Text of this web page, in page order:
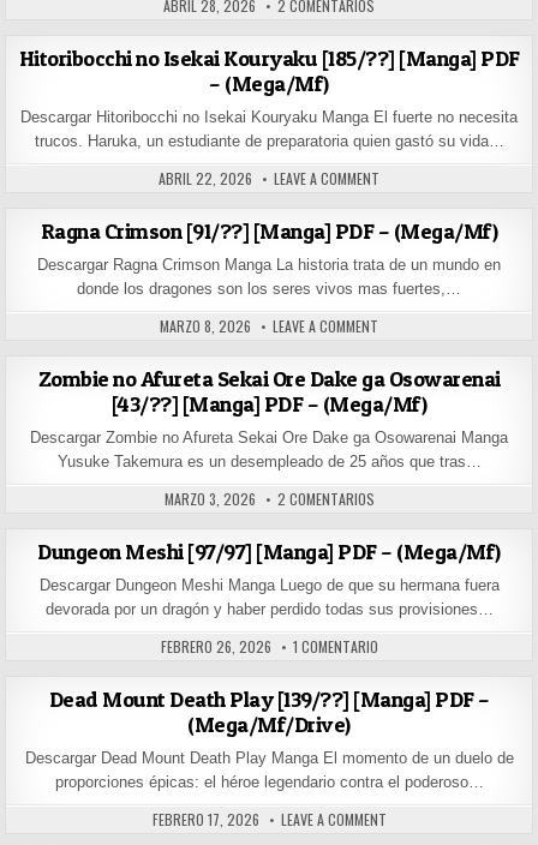
PUBLISHED DATE:
ABRIL 28, 2026 2 COMENTARIOS
Hitoribocchi no Isekai Kouryaku [185/??] [Manga] PDF
– (Mega/Mf)
Descargar Hitoribocchi no Isekai Kouryaku Manga El fuerte no necesita
trucos. Haruka, un estudiante de preparatoria quien gastó su vida…
PUBLISHED DATE:
ABRIL 22, 2026 LEAVE A COMMENT
Ragna Crimson [91/??] [Manga] PDF – (Mega/Mf)
Descargar Ragna Crimson Manga La historia trata de un mundo en
donde los dragones son los seres vivos mas fuertes,…
PUBLISHED DATE:
MARZO 8, 2026 LEAVE A COMMENT
Zombie no Afureta Sekai Ore Dake ga Osowarenai
[43/??] [Manga] PDF – (Mega/Mf)
Descargar Zombie no Afureta Sekai Ore Dake ga Osowarenai Manga
Yusuke Takemura es un desempleado de 25 años que tras…
PUBLISHED DATE:
MARZO 3, 2026 2 COMENTARIOSEN ZOMBIE NO AFURETA
Dungeon Meshi [97/97] [Manga] PDF – (Mega/Mf)
Descargar Dungeon Meshi Manga Luego de que su hermana fuera
devorada por un dragón y haber perdido todas sus provisiones…
PUBLISHED DATE:
FEBRERO 26, 2026 1 COMENTARIOEN DUNGEON MESHI [97/
Dead Mount Death Play [139/??] [Manga] PDF –
(Mega/Mf/Drive)
Descargar Dead Mount Death Play Manga El momento de un duelo de
proporciones épicas: el héroe legendario contra el poderoso…
PUBLISHED DATE:
FEBRERO 17, 2026 LEAVE A COMMENTON DEAD MOUNT DEATH